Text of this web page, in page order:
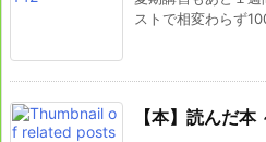
ストで相変わらず
【本】読んだ